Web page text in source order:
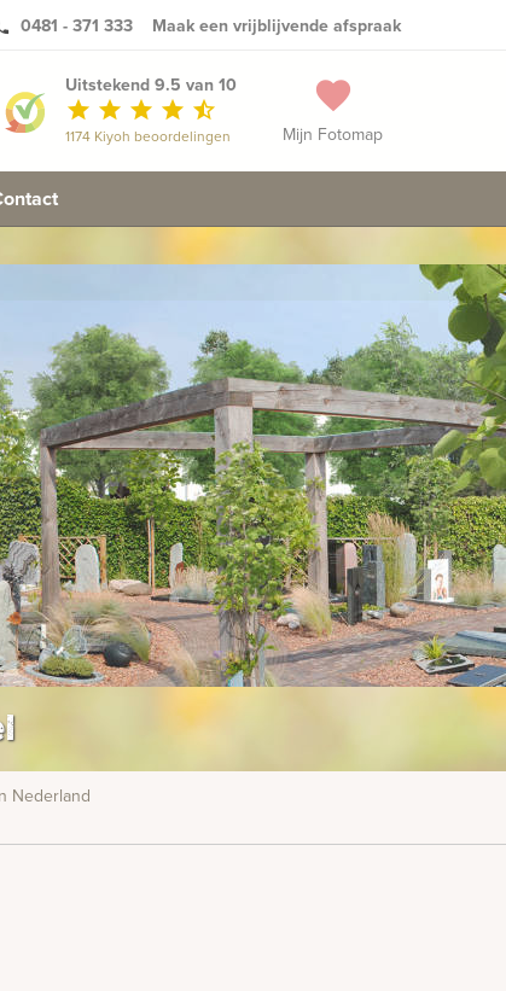
0481 - 371 333 Maak een vrijblijvende afspraak
favorite
Mijn Fotomap
Uitstekend 9.5 van 10
star star star star star_half
1174 Kiyoh beoordelingen
Nederland